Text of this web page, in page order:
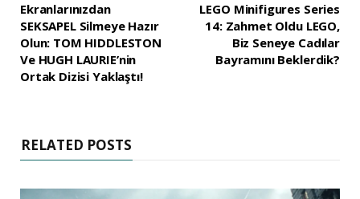
Ekranlarınızdan
SEKSAPEL Silmeye Hazır
Olun: TOM HIDDLESTON
Ve HUGH LAURIE’nin
Ortak Dizisi Yaklaştı!
LEGO Minifigures Series
14: Zahmet Oldu LEGO,
Biz Seneye Cadılar
Bayramını Beklerdik?
RELATED POSTS